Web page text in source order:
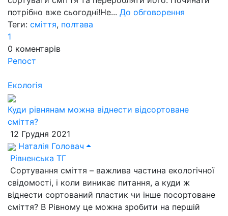
потрібно вже сьогодні!Не... До обговорення
Теги: сміття, полтава
1
0 коментарів
Репост
Екологія
Куди рівнянам можна віднести відсортоване
сміття?
12 Грудня 2021
Наталія Головач
Рівненська ТГ
Сортування сміття – важлива частина екологічної
свідомості, і коли виникає питання, а куди ж
віднести сортований пластик чи інше посортоване
сміття? В Рівному це можна зробити на першій